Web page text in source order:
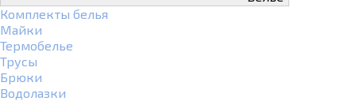
Комплекты белья
Майки
Термобелье
Трусы
Брюки
Водолазки